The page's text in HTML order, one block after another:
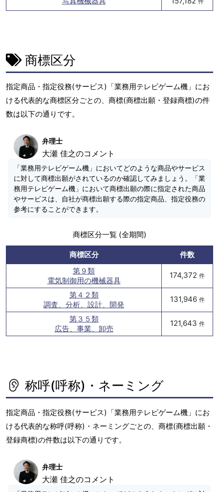
商標区分
指定商品・指定役務(サービス)「業務用テレビゲーム機」にお
ける代表的な商標区分ごとの、商標(商標出願・登録商標)の件
数は以下の通りです。
弁理士
大瀬 佳之のコメント
「業務用テレビゲーム機」においてどのような商品やサービス
に対して商標出願がされているのか確認してみましょう。「業
務用テレビゲーム機」において商標出願の際に指定された商品
やサービスは、自社が商標出願する際の指定商品、指定役務の
参考にすることができます。
商標区分一覧 (全期間)
商標区分
件数
第９類
電気制御用の機械器具
174,372 件
第４２類
調査、分析、設計、開発
131,946 件
第３５類
広告、事業、卸売
121,643 件
称呼(呼称)・ネーミング
指定商品・指定役務(サービス)「業務用テレビゲーム機」にお
ける代表的な称呼(呼称)・ネーミングごとの、商標(商標出願・
登録商標)の件数は以下の通りです。
弁理士
大瀬 佳之のコメント